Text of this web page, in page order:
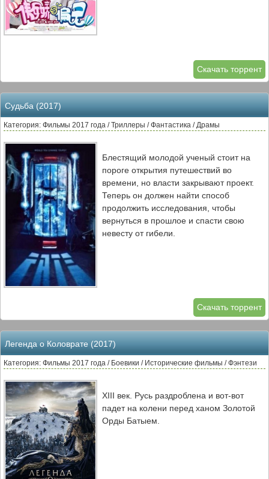
Скачать торрент
Судьба (2017)
Категория: Фильмы 2017 года / Триллеры / Фантастика / Драмы
Блестящий молодой ученый стоит на
пороге открытия путешествий во
времени, но власти закрывают проект.
Теперь он должен найти способ
продолжить исследования, чтобы
вернуться в прошлое и спасти свою
невесту от гибели.
Скачать торрент
Легенда о Коловрате (2017)
Категория: Фильмы 2017 года / Боевики / Исторические фильмы / Фэнтези
XIII век. Русь раздроблена и вот-вот
падет на колени перед ханом Золотой
Орды Батыем.